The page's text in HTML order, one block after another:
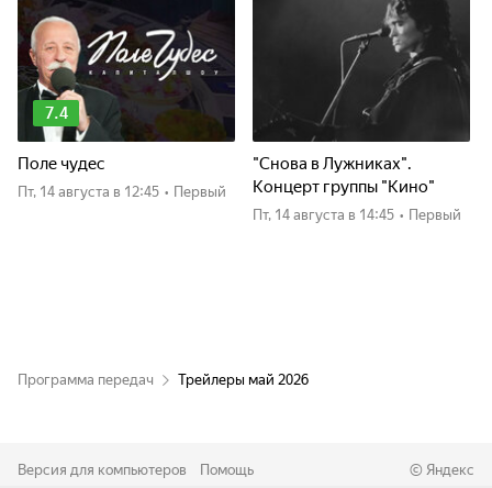
7.4
Поле чудес
пт, 14 августа в 12:45 • Первый
"Снова в Лужниках".
Концерт группы "Кино"
пт, 14 августа в 14:45 • Первый
Программа передач Трейлеры май 2026
Версия для компьютеров Помощь © Яндекс